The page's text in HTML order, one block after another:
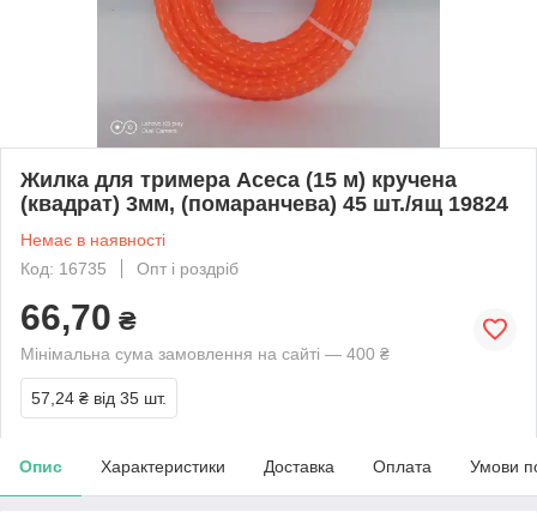
Жилка для тримера Асеса (15 м) кручена
(квадрат) 3мм, (помаранчева) 45 шт./ящ 19824
Немає в наявності
Код: 16735
Опт і роздріб
66,70 ₴
Мінімальна сума замовлення на сайті — 400 ₴
57,24 ₴ від 35 шт.
Опис Характеристики Доставка Оплата Умови